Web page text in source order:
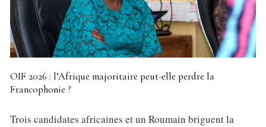
OIF 2026 : l’Afrique majoritaire peut-elle perdre la
Francophonie ?
Trois candidates africaines et un Roumain briguent la